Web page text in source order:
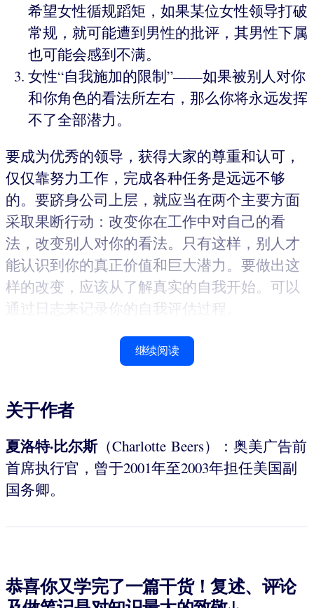
希望女性循规蹈矩，如果某位女性领导打破
常规，就可能遭到男性的批评，其男性下属
也可能会感到不满。
女性“自我施加的限制”——如果被别人对你
和你角色的看法所左右，那么你将永远发挥
不了全部潜力。
要成为优秀的领导，获得大家的尊重和认可，
仅仅靠努力工作，完成各种任务是远远不够
的。要跻身公司上层，就应当在两个主要方面
采取果断行动：改变你在工作中对自己的看
法，改变别人对你的看法。只有这样，别人才
能认识到你的真正价值和巨大潜力。要做出这
样的改变，应该从了解真实的自我开始。可以
通过日志来记录你的自我评估过程。
继续阅读
关于作者
夏洛特·比尔斯（Charlotte Beers）：奥美广告前
首席执行官，曾于2001年至2003年担任美国副
国务卿。
恭喜你又学完了一篇干货！复述、评论